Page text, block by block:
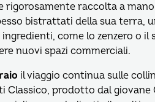
rigorosamente raccolta a
bistrattati della sua terra,
come lo zenzero o
nuovi spazi commerciali.
il viaggio continua sulle
Classico, prodotto dal